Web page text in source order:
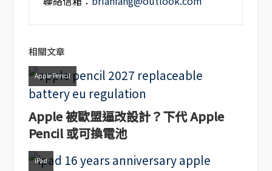
相關文章
Apple Pencil
Apple 被歐盟逼改設計？下代 Apple
Pencil 或可換電池
iPad